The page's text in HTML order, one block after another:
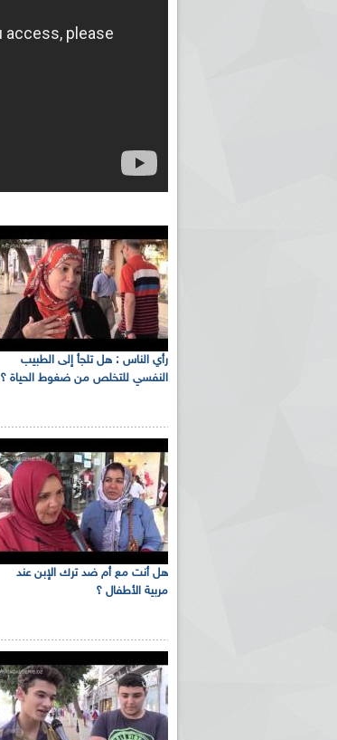
رأي الناس : هل تلجأ إلى الطبيب
النفسي للتخلص من ضغوط الحياة ؟
هل أنت مع أم ضد ترك الإبن عند
مربية الأطفال ؟